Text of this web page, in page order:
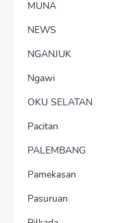
MUNA
NEWS
NGANJUK
Ngawi
OKU SELATAN
Pacitan
PALEMBANG
Pamekasan
Pasuruan